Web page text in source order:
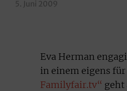
5. Juni 2009
Eva Herman
in einem eigens
Familyfair.tv“ geht